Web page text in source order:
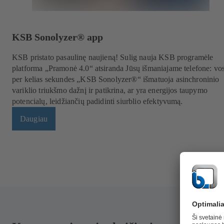
KSB Sonolyzer® app
KSB pristato pasaulinę naujieną! Sulig nauja KSB programėle
platforma „Pramonė 4.0“ atsiranda Jūsų išmaniajame telefone:
per kelias sekundes „KSB Sonolyzer®“ išmatuoja asinchroninio
variklio triukšmo dažnį ir patikrina, ar yra energijos taupymo
potencialų, leidžiančių padidinti siurblio efektyvumą.
Daugiau